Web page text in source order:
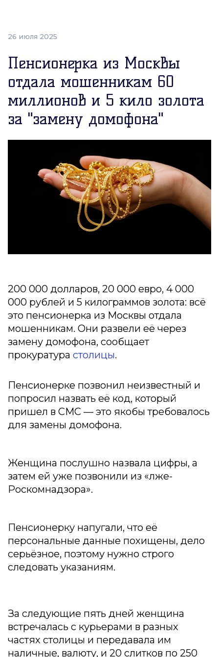
26 июля 2025
Пенсионерка из Москвы
отдала мошенникам 60
миллионов и 5 кило золота
за "замену домофона"
200 000 долларов, 20 000 евро, 4 000
000 рублей и 5 килограммов золота: всё
это пенсионерка из Москвы отдала
мошенникам. Они развели её через
замену домофона, сообщает
прокуратура столицы.
Пенсионерке позвонил неизвестный и
попросил назвать её код, который
пришел в СМС — это якобы требовалось
для замены домофона.
Женщина послушно назвала цифры, а
затем ей уже позвонили из «лже-
Роскомнадзора».
Пенсионерку напугали, что её
персональные данные похищены, дело
серьёзное, поэтому нужно строго
следовать указаниям.
За следующие пять дней женщина
встречалась с курьерами в разных
частях столицы и передавала им
наличные, валюту, и 20 слитков по 250